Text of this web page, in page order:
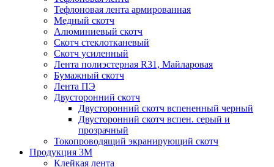
Тефлоновая лента армированная
Медный скотч
Алюминиевый скотч
Скотч стеклотканевый
Скотч усиленный
Лента полиэстерная R31, Майларовая
Бумажный скотч
Лента ПЭ
Двусторонний скотч
Двусторонний скотч вспененный черный
Двусторонний скотч вспен. серый и
прозрачный
Токопроводящий экранирующий скотч
Продукция 3M
Клейкая лента